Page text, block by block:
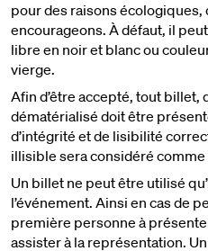
pour des raisons écologiques,
encourageons. À défaut, il
libre en noir et blanc ou
vierge.
Afin d’être accepté, tout billet,
dématérialisé doit être
d’intégrité et de lisibilité
illisible sera considéré comme
Un billet ne peut être utilisé
l’événement. Ainsi en cas de
première personne à
assister à la représentation.